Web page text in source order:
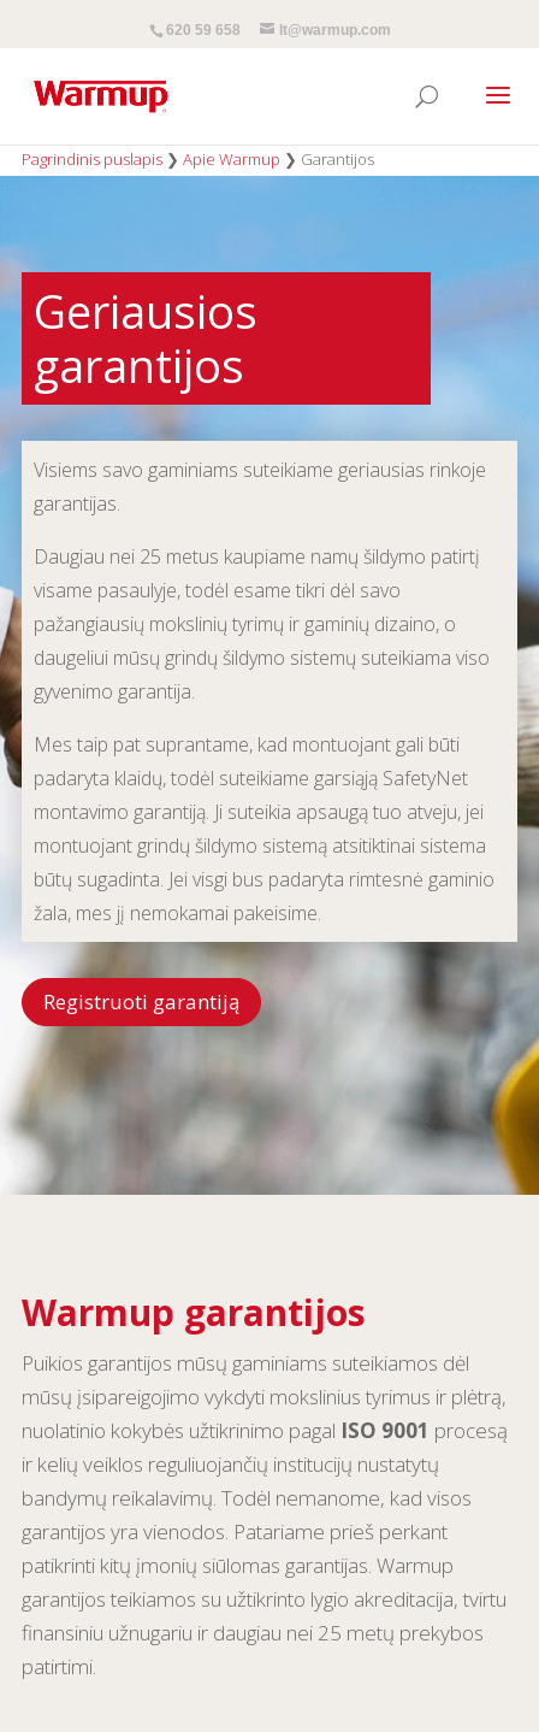
620 59 658 lt@warmup.com
Pagrindinis puslapis❯ Apie Warmup ❯ Garantijos
Geriausios
garantijos
Visiems savo gaminiams suteikiame geriausias rinkoje
garantijas.
Daugiau nei 25 metus kaupiame namų šildymo patirtį
visame pasaulyje, todėl esame tikri dėl savo
pažangiausių mokslinių tyrimų ir gaminių dizaino, o
daugeliui mūsų grindų šildymo sistemų suteikiama viso
gyvenimo garantija.
Mes taip pat suprantame, kad montuojant gali būti
padaryta klaidų, todėl suteikiame garsiąją SafetyNet
montavimo garantiją. Ji suteikia apsaugą tuo atveju, jei
montuojant grindų šildymo sistemą atsitiktinai sistema
būtų sugadinta. Jei visgi bus padaryta rimtesnė gaminio
žala, mes jį nemokamai pakeisime.
Registruoti garantiją
Warmup garantijos
Puikios garantijos mūsų gaminiams suteikiamos dėl
mūsų įsipareigojimo vykdyti mokslinius tyrimus ir plėtrą,
nuolatinio kokybės užtikrinimo pagal ISO 9001 procesą
ir kelių veiklos reguliuojančių institucijų nustatytų
bandymų reikalavimų. Todėl nemanome, kad visos
garantijos yra vienodos. Patariame prieš perkant
patikrinti kitų įmonių siūlomas garantijas. Warmup
garantijos teikiamos su užtikrinto lygio akreditacija, tvirtu
finansiniu užnugariu ir daugiau nei 25 metų prekybos
patirtimi.